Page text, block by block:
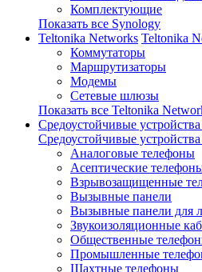
Комплектующие
Показать все Synology
Teltonika Networks Teltonika
Коммутаторы
Маршрутизаторы
Модемы
Сетевые шлюзы
Показать все Teltonika
Средоустойчивые
Средоустойчивые
Аналоговые телефоны
Асептические
Взрывозащищенные
Вызывные панели
Вызывные панели для
Звукоизоляционные
Общественные
Промышленные
Шахтные телефоны